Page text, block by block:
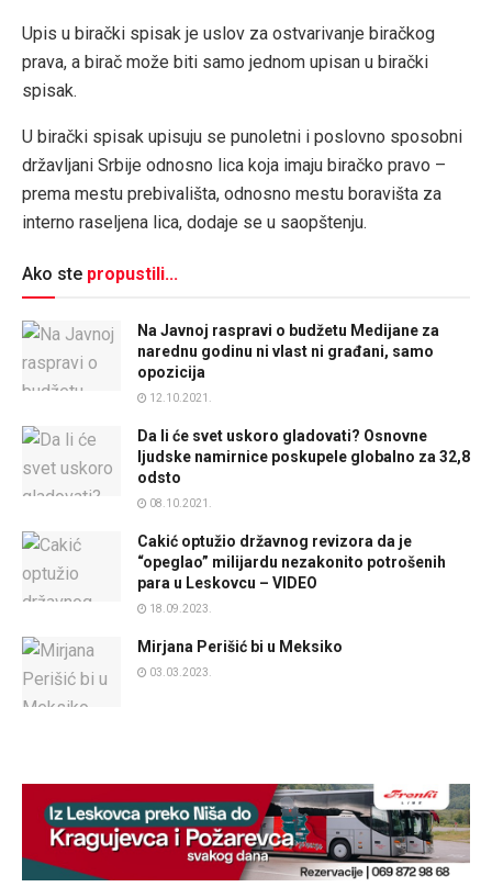
Upis u birački spisak je uslov za ostvarivanje biračkog
prava, a birač može biti samo jednom upisan u birački
spisak.
U birački spisak upisuju se punoletni i poslovno sposobni
državljani Srbije odnosno lica koja imaju biračko pravo –
prema mestu prebivališta, odnosno mestu boravišta za
interno raseljena lica, dodaje se u saopštenju.
Ako ste propustili...
Na Javnoj raspravi o budžetu Medijane za
narednu godinu ni vlast ni građani, samo
opozicija
12.10.2021.
Da li će svet uskoro gladovati? Osnovne
ljudske namirnice poskupele globalno za 32,8
odsto
08.10.2021.
Cakić optužio državnog revizora da je
“opeglao” milijardu nezakonito potrošenih
para u Leskovcu – VIDEO
18.09.2023.
Mirjana Perišić bi u Meksiko
03.03.2023.